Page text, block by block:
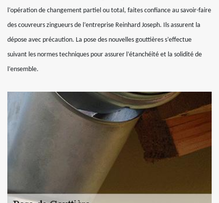
l’opération de changement partiel ou total, faites confiance au savoir-faire
des couvreurs zingueurs de l’entreprise Reinhard Joseph. Ils assurent la
dépose avec précaution. La pose des nouvelles gouttières s’effectue
suivant les normes techniques pour assurer l’étanchéité et la solidité de
l’ensemble.